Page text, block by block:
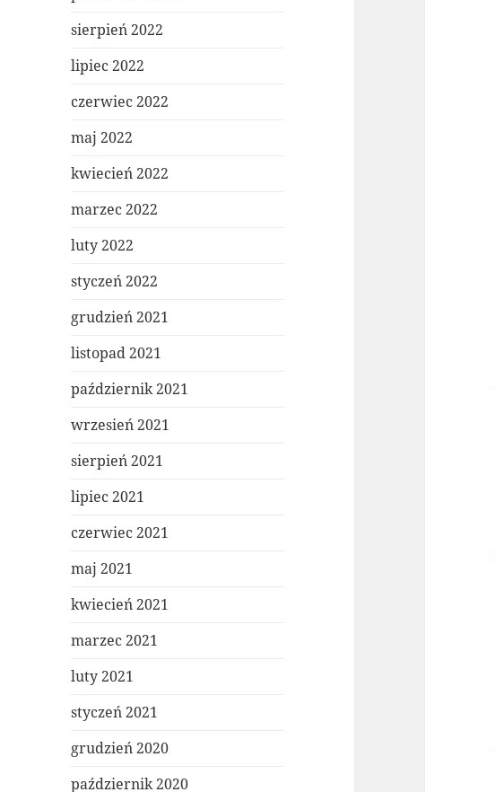
sierpień 2022
lipiec 2022
czerwiec 2022
maj 2022
kwiecień 2022
marzec 2022
luty 2022
styczeń 2022
grudzień 2021
listopad 2021
październik 2021
wrzesień 2021
sierpień 2021
lipiec 2021
czerwiec 2021
maj 2021
kwiecień 2021
marzec 2021
luty 2021
styczeń 2021
grudzień 2020
październik 2020